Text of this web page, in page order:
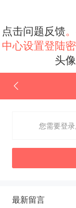
点击问题反馈
中心设置登陆
头
您需要登
最新留言